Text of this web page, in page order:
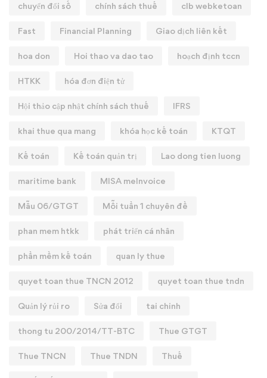
chuyển đổi số chính sách thuế clb webketoan
Fast Financial Planning Giao dịch liên kết
hoa don Hoi thao va dao tao hoạch định tccn
HTKK hóa đơn điện tử
Hội thảo cập nhật chính sách thuế IFRS
khai thue qua mang khóa học kế toán KTQT
Kế toán Kế toán quản trị Lao dong tien luong
maritime bank MISA meInvoice
Mẫu 06/GTGT Mỗi tuần 1 chuyên đề
phan mem htkk phát triển cá nhân
phần mềm kế toán quan ly thue
quyet toan thue TNCN 2012 quyet toan thue tndn
Quản lý rủi ro Sửa đổi tai chinh
thong tu 200/2014/TT-BTC Thue GTGT
Thue TNCN Thue TNDN Thuế